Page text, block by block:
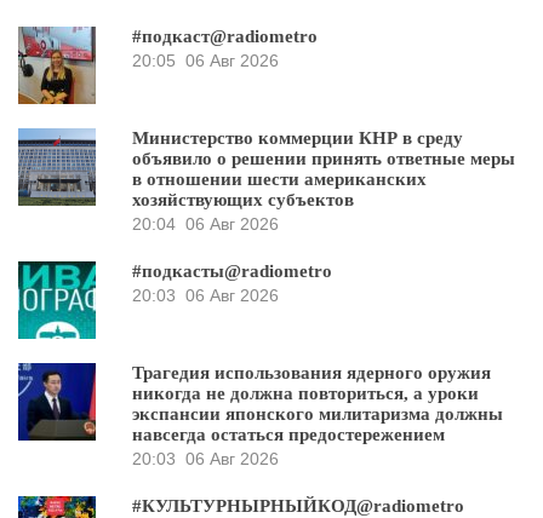
#подкаст@radiometro
20:05 06 Авг 2026
Министерство коммерции КНР в среду
объявило о решении принять ответные меры
в отношении шести американских
хозяйствующих субъектов
20:04 06 Авг 2026
#подкасты@radiometro
20:03 06 Авг 2026
Трагедия использования ядерного оружия
никогда не должна повториться, а уроки
экспансии японского милитаризма должны
навсегда остаться предостережением
20:03 06 Авг 2026
#КУЛЬТУРНЫРНЫЙКОД@radiometro